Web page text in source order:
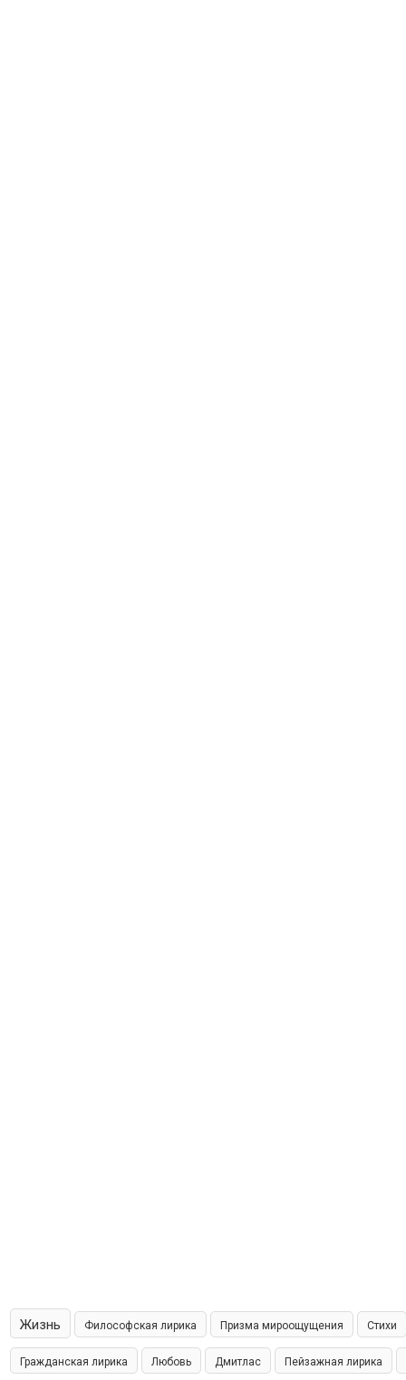
Жизнь Философская лирика Призма мироощущения Стихи
Гражданская лирика Любовь Дмитлас Пейзажная лирика